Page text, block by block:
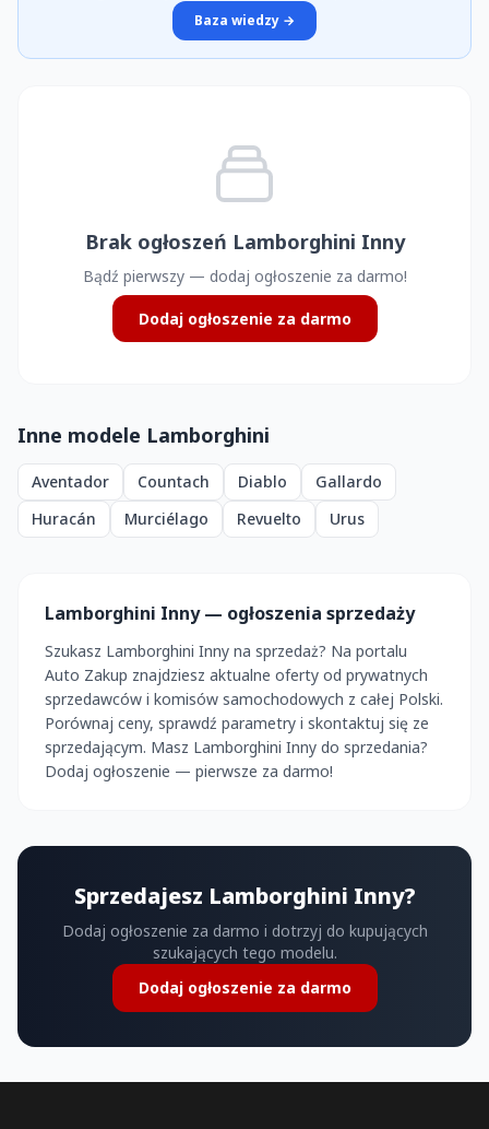
Baza wiedzy →
Brak ogłoszeń Lamborghini Inny
Bądź pierwszy — dodaj ogłoszenie za darmo!
Dodaj ogłoszenie za darmo
Inne modele Lamborghini
Aventador Countach Diablo
Gallardo
Huracán
Murciélago Revuelto Urus
Lamborghini Inny — ogłoszenia sprzedaży
Szukasz Lamborghini Inny na sprzedaż? Na portalu
Auto Zakup znajdziesz aktualne oferty od prywatnych
sprzedawców i komisów samochodowych z całej Polski.
Porównaj ceny, sprawdź parametry i skontaktuj się ze
sprzedającym. Masz Lamborghini Inny do sprzedania?
Dodaj ogłoszenie — pierwsze za darmo!
Sprzedajesz Lamborghini Inny?
Dodaj ogłoszenie za darmo i dotrzyj do kupujących
szukających tego modelu.
Dodaj ogłoszenie za darmo